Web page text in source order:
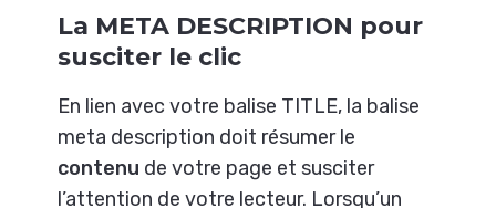
La META DESCRIPTION pour
susciter le clic
En lien avec votre balise TITLE, la balise
meta description doit résumer le
contenu de votre page et susciter
l’attention de votre lecteur. Lorsqu’un